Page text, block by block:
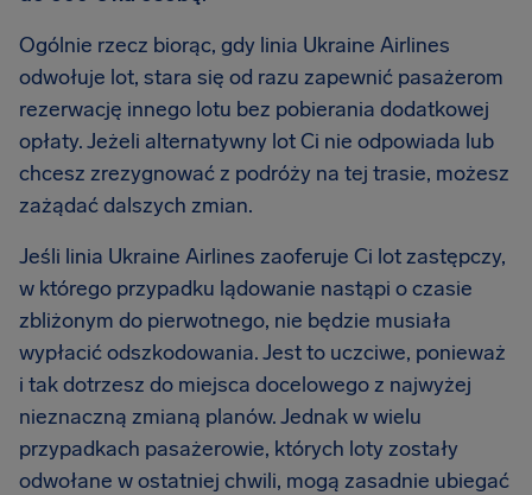
Ogólnie rzecz biorąc, gdy linia Ukraine Airlines
odwołuje lot, stara się od razu zapewnić pasażerom
rezerwację innego lotu bez pobierania dodatkowej
opłaty. Jeżeli alternatywny lot Ci nie odpowiada lub
chcesz zrezygnować z podróży na tej trasie, możesz
zażądać dalszych zmian.
Jeśli linia Ukraine Airlines zaoferuje Ci lot zastępczy,
w którego przypadku lądowanie nastąpi o czasie
zbliżonym do pierwotnego, nie będzie musiała
wypłacić odszkodowania. Jest to uczciwe, ponieważ
i tak dotrzesz do miejsca docelowego z najwyżej
nieznaczną zmianą planów. Jednak w wielu
przypadkach pasażerowie, których loty zostały
odwołane w ostatniej chwili, mogą zasadnie ubiegać